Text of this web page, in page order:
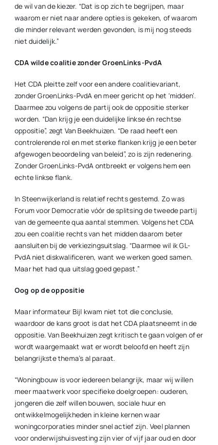
de wil van de kiezer. “Dat is op zich te begrijpen, maar
waarom er niet naar andere opties is gekeken, of waarom
die minder relevant werden gevonden, is mij nog steeds
niet duidelijk.”
CDA wilde coalitie zonder GroenLinks-PvdA
Het CDA pleitte zelf voor een andere coalitievariant,
zonder GroenLinks-PvdA en meer gericht op het ‘midden’.
Daarmee zou volgens de partij ook de oppositie sterker
worden. “Dan krijg je een duidelijke linkse én rechtse
oppositie”, zegt Van Beekhuizen. “De raad heeft een
controlerende rol en met sterke flanken krijg je een beter
afgewogen beoordeling van beleid”, zo is zijn redenering.
Zonder GroenLinks-PvdA ontbreekt er volgens hem een
echte linkse flank.
In Steenwijkerland is relatief rechts gestemd. Zo was
Forum voor Democratie vóór de splitsing de tweede partij
van de gemeente qua aantal stemmen. Volgens het CDA
zou een coalitie rechts van het midden daarom beter
aansluiten bij de verkiezingsuitslag. “Daarmee wil ik GL-
PvdA niet diskwalificeren, want we werken goed samen.
Maar het had qua uitslag goed gepast.”
Oog op de oppositie
Maar informateur Bijl kwam niet tot die conclusie,
waardoor de kans groot is dat het CDA plaatsneemt in de
oppositie. Van Beekhuizen zegt kritisch te gaan volgen of er
wordt waargemaakt wat er wordt beloofd en heeft zijn
belangrijkste thema’s al paraat.
“Woningbouw is voor iedereen belangrijk, maar wij willen
meer maatwerk voor specifieke doelgroepen: ouderen,
jongeren die zelf willen bouwen, sociale huur en
ontwikkelmogelijkheden in kleine kernen waar
woningcorporaties minder snel actief zijn. Veel plannen
voor onderwijshuisvesting zijn vier of vijf jaar oud en door